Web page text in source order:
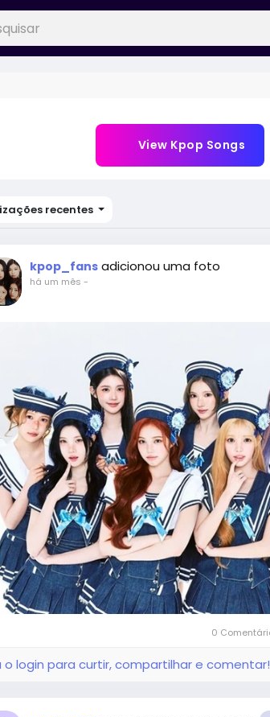
View Kpop Songs
recentes
kpop_fans adicionou uma foto
há um mês -
0
o login para curtir, compartilhar e comentar!